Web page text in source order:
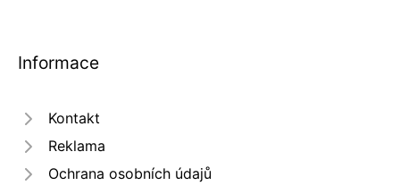
Informace
Kontakt
Reklama
Ochrana osobních údajů